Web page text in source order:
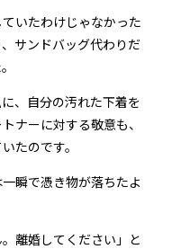
いたわけじゃなかった
サンドバッグ代わりだ
、自分の汚れた下着を
ナーに対する敬意も、
たのです。
瞬で憑き物が落ちたよ
離婚してください」と